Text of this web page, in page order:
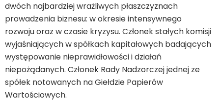
dwóch najbardziej wrażliwych płaszczyznach
prowadzenia biznesu: w okresie intensywnego
rozwoju oraz w czasie kryzysu. Członek stałych komisji
wyjaśniających w spółkach kapitałowych badających
występowanie nieprawidłowości i działań
niepożądanych. Członek Rady Nadzorczej jednej ze
spółek notowanych na Giełdzie Papierów
Wartościowych.